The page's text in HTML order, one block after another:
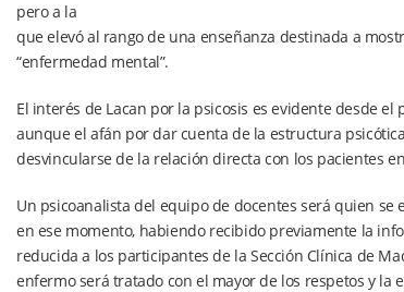
pero a la
que elevó al rango de una enseñanza destinada a
“enfermedad mental”.
El interés de Lacan por la psicosis es evidente desde
aunque el afán por dar cuenta de la estructura
desvincularse de la relación directa con los pacientes
Un psicoanalista del equipo de docentes será quien
en ese momento, habiendo recibido previamente la
reducida a los participantes de la Sección Clínica de
enfermo será tratado con el mayor de los respetos y